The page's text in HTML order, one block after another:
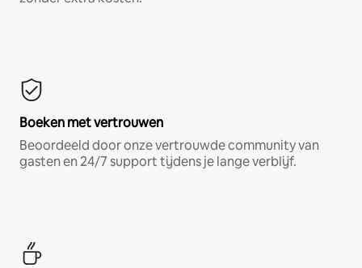
Boeken met vertrouwen
Beoordeeld door onze vertrouwde community van
gasten en 24/7 support tijdens je lange verblijf.